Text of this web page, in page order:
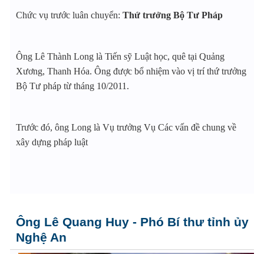
Chức vụ trước luân chuyển: Thứ trưởng Bộ Tư Pháp
Ông Lê Thành Long là Tiến sỹ Luật học, quê tại Quảng
Xương, Thanh Hóa. Ông được bổ nhiệm vào vị trí thứ trưởng
Bộ Tư pháp từ tháng 10/2011.
Trước đó, ông Long là Vụ trưởng Vụ Các vấn đề chung về
xây dựng pháp luật
Ông Lê Quang Huy - Phó Bí thư tỉnh ủy
Nghệ An